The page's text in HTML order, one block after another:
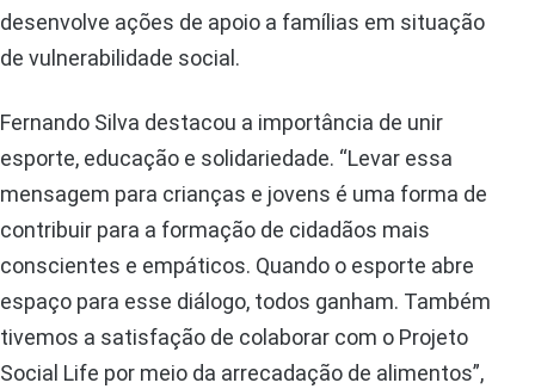
desenvolve ações de apoio a famílias em situação
de vulnerabilidade social.
Fernando Silva destacou a importância de unir
esporte, educação e solidariedade. “Levar essa
mensagem para crianças e jovens é uma forma de
contribuir para a formação de cidadãos mais
conscientes e empáticos. Quando o esporte abre
espaço para esse diálogo, todos ganham. Também
tivemos a satisfação de colaborar com o Projeto
Social Life por meio da arrecadação de alimentos”,